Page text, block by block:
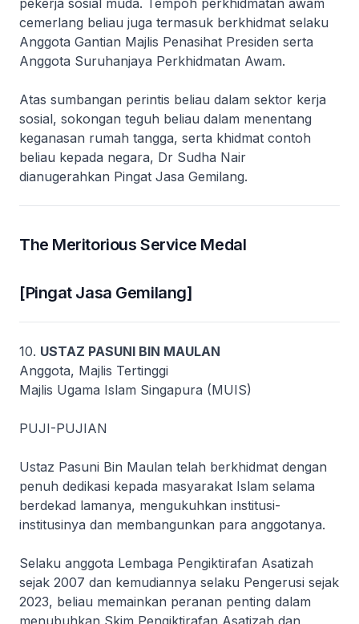
pekerja sosial muda. Tempoh perkhidmatan awam
cemerlang beliau juga termasuk berkhidmat selaku
Anggota Gantian Majlis Penasihat Presiden serta
Anggota Suruhanjaya Perkhidmatan Awam.
Atas sumbangan perintis beliau dalam sektor kerja
sosial, sokongan teguh beliau dalam menentang
keganasan rumah tangga, serta khidmat contoh
beliau kepada negara, Dr Sudha Nair
dianugerahkan Pingat Jasa Gemilang.
The Meritorious Service Medal
[Pingat Jasa Gemilang]
10. USTAZ PASUNI BIN MAULAN
Anggota, Majlis Tertinggi
Majlis Ugama Islam Singapura (MUIS)
PUJI-PUJIAN
Ustaz Pasuni Bin Maulan telah berkhidmat dengan
penuh dedikasi kepada masyarakat Islam selama
berdekad lamanya, mengukuhkan institusi-
institusinya dan membangunkan para anggotanya.
Selaku anggota Lembaga Pengiktirafan Asatizah
sejak 2007 dan kemudiannya selaku Pengerusi sejak
2023, beliau memainkan peranan penting dalam
menubuhkan Skim Pengiktirafan Asatizah dan